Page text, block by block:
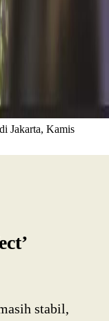
Jakarta, Kamis
stabil,